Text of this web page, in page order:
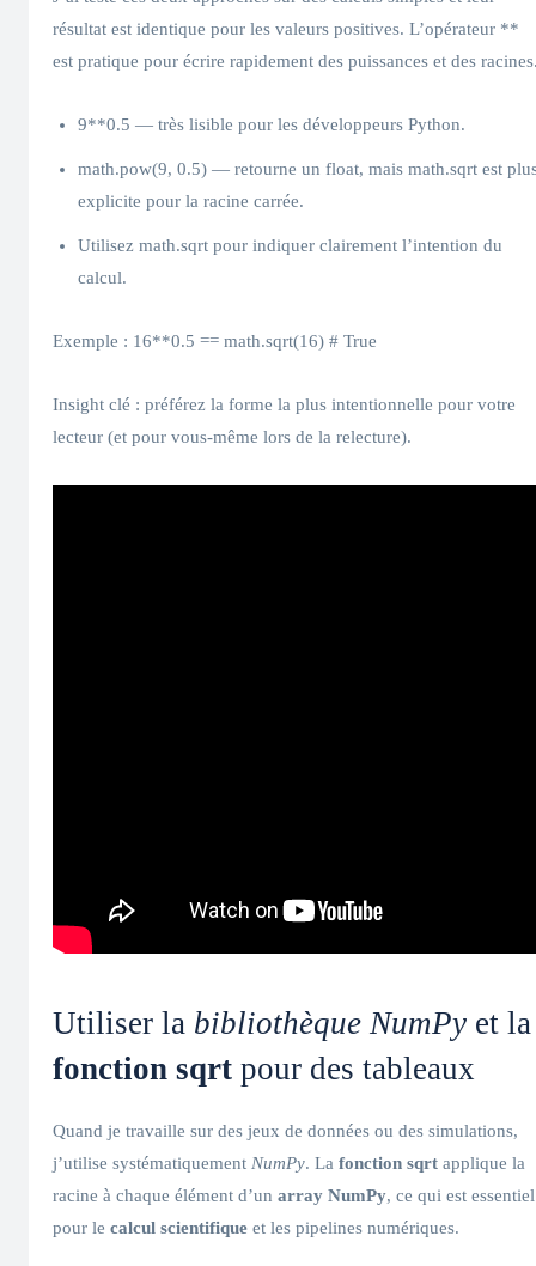
résultat est identique pour les valeurs positives. L’opérateur **
est pratique pour écrire rapidement des puissances et des
9**0.5 — très lisible pour les développeurs Python.
math.pow(9, 0.5) — retourne un float, mais math.sqrt est
explicite pour la racine carrée.
Utilisez math.sqrt pour indiquer clairement l’intention du
calcul.
Exemple : 16**0.5 == math.sqrt(16) # True
Insight clé : préférez la forme la plus intentionnelle pour votre
lecteur (et pour vous-même lors de la relecture).
Utiliser la bibliothèque NumPy et la
fonction sqrt pour des tableaux
Quand je travaille sur des jeux de données ou des simulations,
j’utilise systématiquement NumPy. La fonction sqrt applique la
racine à chaque élément d’un array NumPy, ce qui est essentiel
pour le calcul scientifique et les pipelines numériques.